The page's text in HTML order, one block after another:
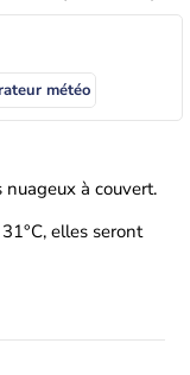
météo
à couvert.
elles seront